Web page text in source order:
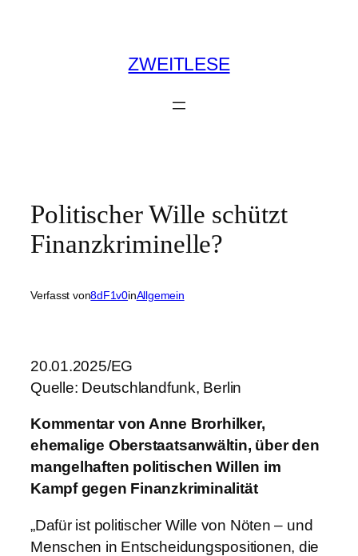
ZWEITLESE
Politischer Wille schützt
Finanzkriminelle?
Verfasst von8dF1v0inAllgemein
20.01.2025/EG
Quelle: Deutschlandfunk, Berlin
Kommentar von Anne Brorhilker,
ehemalige Oberstaatsanwältin, über den
mangelhaften politischen Willen im
Kampf gegen Finanzkriminalität
„Dafür ist politischer Wille von Nöten – und
Menschen in Entscheidungspositionen, die